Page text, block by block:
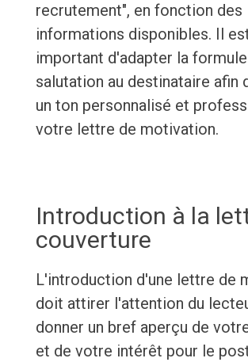
recrutement", en fonction des
informations disponibles. Il
important d'adapter la
salutation au destinataire afin
un ton personnalisé et
votre lettre de motivation.
Introduction à la
couverture
L'introduction d'une lettre de
doit attirer l'attention du
donner un bref aperçu de
et de votre intérêt pour le